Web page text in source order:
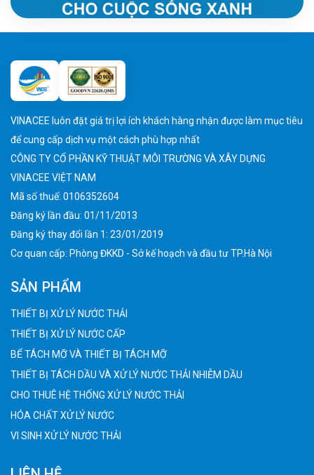
VINACEE luôn đặt giá trị lợi ích khách hàng nhận được làm mục tiêu
để cung cấp dịch vụ một cách phù hợp nhất
CÔNG TY CỔ PHẦN KỸ THUẬT MÔI TRƯỜNG VÀ XÂY DỰNG
VINACEE VIỆT NAM
Mã số thuế: 0106352604
Đăng ký lần đầu: 01/11/2013
Đăng ký thay đổi lần 1: 23/01/2019
Cơ quan cấp: Phòng ĐKKD - Sở kế hoạch và đầu tư TP.Hà Nội
SẢN PHẨM
THIẾT BỊ XỬ LÝ NƯỚC THẢI
THIẾT BỊ XỬ LÝ NƯỚC CẤP
BỂ TÁCH MỠ VÀ THIẾT BỊ TÁCH MỠ
THIẾT BỊ TÁCH DẦU VÀ XỬ LÝ NƯỚC THẢI NHIỄM DẦU
CHO THUÊ HỆ THỐNG XỬ LÝ NƯỚC THẢI
HÓA CHẤT XỬ LÝ NƯỚC
VI SINH XỬ LÝ NƯỚC THẢI